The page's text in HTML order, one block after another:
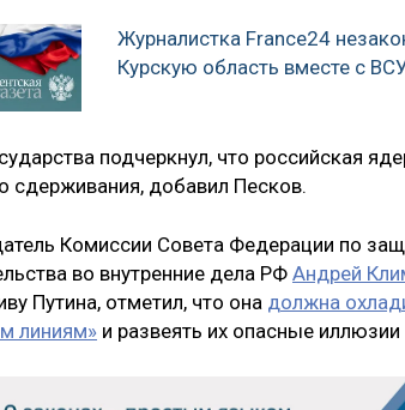
Журналистка France24
Курскую область вместе с
подчеркнул, что российская
сдерживания, добавил Песков.
Комиссии Совета Федерации по
во внутренние дела РФ Андрей
Путина, отметил, что она должна
линиям» и развеять их опасные